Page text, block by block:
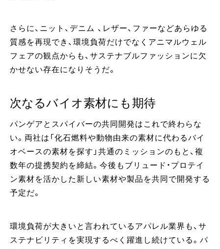
さらに、ニット、デニム 、レザー、ファーなどあらゆる
質感を再現でき、環境負荷だけでなくアニマルウェル
フェアの観点からも、サステナブルファッションに欠
かせない存在になりそうだ。
次なるバイオ素材にも期待
パンゲアとスパイバーの共同開発はこれで終わらな
い。両社は「化石燃料や動物由来の素材に代わるバイ
オベースの素材を探す」共通のミッションのもと、複
数年の提携契約を締結。今後もブリュード・プロテイ
ン素材を活かした新しい素材や製品を共同で開発する
予定だ。
環境負荷が大きいと言われているアパレル業界も、サ
ステナビリティを実現するべく躍進し続けている。パ